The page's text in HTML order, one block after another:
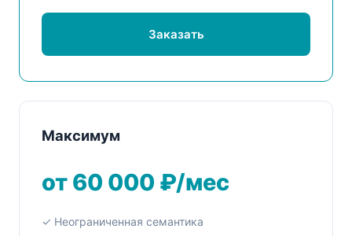
Заказать
Максимум
от 60 000 ₽/мес
✓ Неограниченная семантика